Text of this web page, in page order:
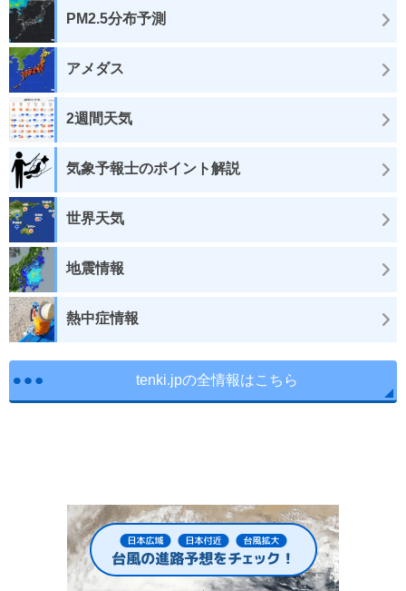
PM2.5分布予測
アメダス
2週間天気
気象予報士のポイント解説
世界天気
地震情報
熱中症情報
tenki.jpの全情報はこちら